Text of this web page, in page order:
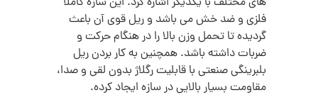
فلزی و ضد خش می باشد و ریل قوی آن باعث
گردیده تا تحمل وزن بالا را در هنگام حرکت و
ضربات داشته باشد. همچنین به کار بردن ریل
بلبرینگی صنعتی با قابلیت رگلاژ بدون لقی و صدا،
مقاومت بسیار بالایی در سازه ایجاد کرده.